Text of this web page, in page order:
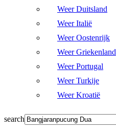
Weer Duitsland
Weer Italië
Weer Oostenrijk
Weer Griekenland
Weer Portugal
Weer Turkije
Weer Kroatië
search